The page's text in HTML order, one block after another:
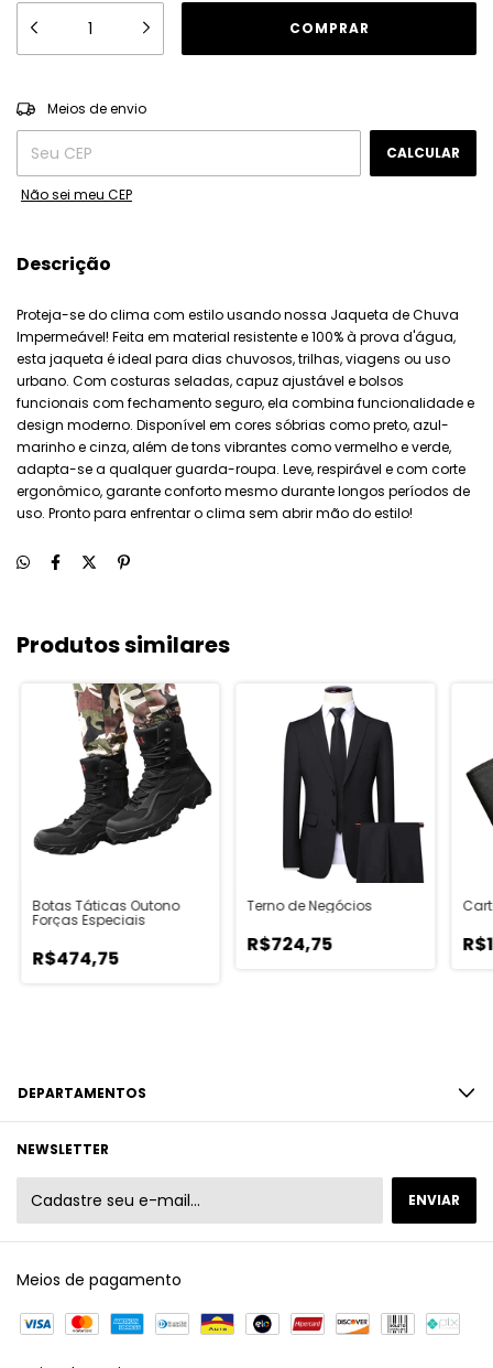
Entregas para o CEP:
Meios de envio
CALCULAR
Não sei meu CEP
Descrição
Proteja-se do clima com estilo usando nossa Jaqueta de Chuva
Impermeável! Feita em material resistente e 100% à prova d'água,
esta jaqueta é ideal para dias chuvosos, trilhas, viagens ou uso
urbano. Com costuras seladas, capuz ajustável e bolsos
funcionais com fechamento seguro, ela combina funcionalidade e
design moderno. Disponível em cores sóbrias como preto, azul-
marinho e cinza, além de tons vibrantes como vermelho e verde,
adapta-se a qualquer guarda-roupa. Leve, respirável e com corte
ergonômico, garante conforto mesmo durante longos períodos de
uso. Pronto para enfrentar o clima sem abrir mão do estilo!
Produtos similares
Botas Táticas Outono
Forças Especiais
R$474,75
Terno de Negócios
R$724,75
DEPARTAMENTOS
NEWSLETTER
Meios de pagamento